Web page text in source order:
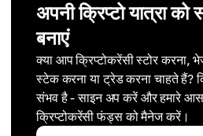
अपनी क्रिप्टो यात्रा को
बनाएं
क्या आप क्रिप्टोकरेंसी स्टोर करना,
स्टेक करना या ट्रेड करना चाहते हैं?
संभव है - साइन अप करें और हमारे
क्रिप्टोकरेंसी फंड्स को मैनेज करें।